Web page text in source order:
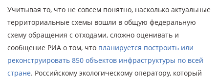
Учитывая то, что не совсем понятно, насколько актуальные
территориальные схемы вошли в общую федеральную
схему обращения с отходами, сложно оценивать и
сообщение РИА о том, что планируется построить или
реконструировать 850 объектов инфраструктуры по всей
стране. Российскому экологическому оператору, который